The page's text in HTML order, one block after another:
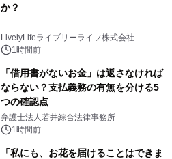
か？
LivelyLifeライブリーライフ株式会社
1時間前
「借用書がないお金」は返さなければ
ならない？支払義務の有無を分ける5
つの確認点
弁護士法人若井綜合法律事務所
1時間前
「私にも、お花を届けることはできま